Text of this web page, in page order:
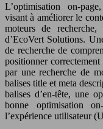
L’optimisation on-
visant à améliorer le
moteurs de
d’EcoVert Solutions.
de recherche de
positionner correctement
par une recherche de
balises title et meta
balises d’en-tête, une
bonne optimisation
l’expérience utilisateur